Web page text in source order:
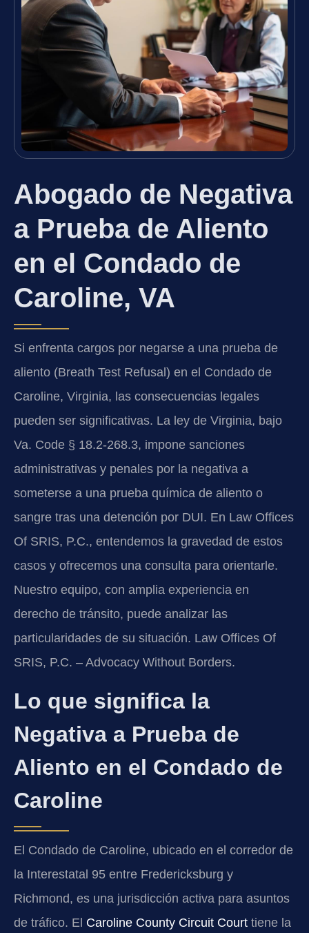
Abogado de Negativa
a Prueba de Aliento
en el Condado de
Caroline, VA
Si enfrenta cargos por negarse a una prueba de
aliento (Breath Test Refusal) en el Condado de
Caroline, Virginia, las consecuencias legales
pueden ser significativas. La ley de Virginia, bajo
Va. Code § 18.2-268.3, impone sanciones
administrativas y penales por la negativa a
someterse a una prueba química de aliento o
sangre tras una detención por DUI. En Law Offices
Of SRIS, P.C., entendemos la gravedad de estos
casos y ofrecemos una consulta para orientarle.
Nuestro equipo, con amplia experiencia en
derecho de tránsito, puede analizar las
particularidades de su situación. Law Offices Of
SRIS, P.C. – Advocacy Without Borders.
Lo que significa la
Negativa a Prueba de
Aliento en el Condado de
Caroline
El Condado de Caroline, ubicado en el corredor de
la Interestatal 95 entre Fredericksburg y
Richmond, es una jurisdicción activa para asuntos
de tráfico. El Caroline County Circuit Court tiene la